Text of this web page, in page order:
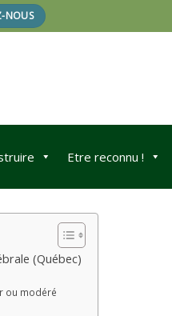
NOUS
Etre reconnu !
(Québec)
ou modéré